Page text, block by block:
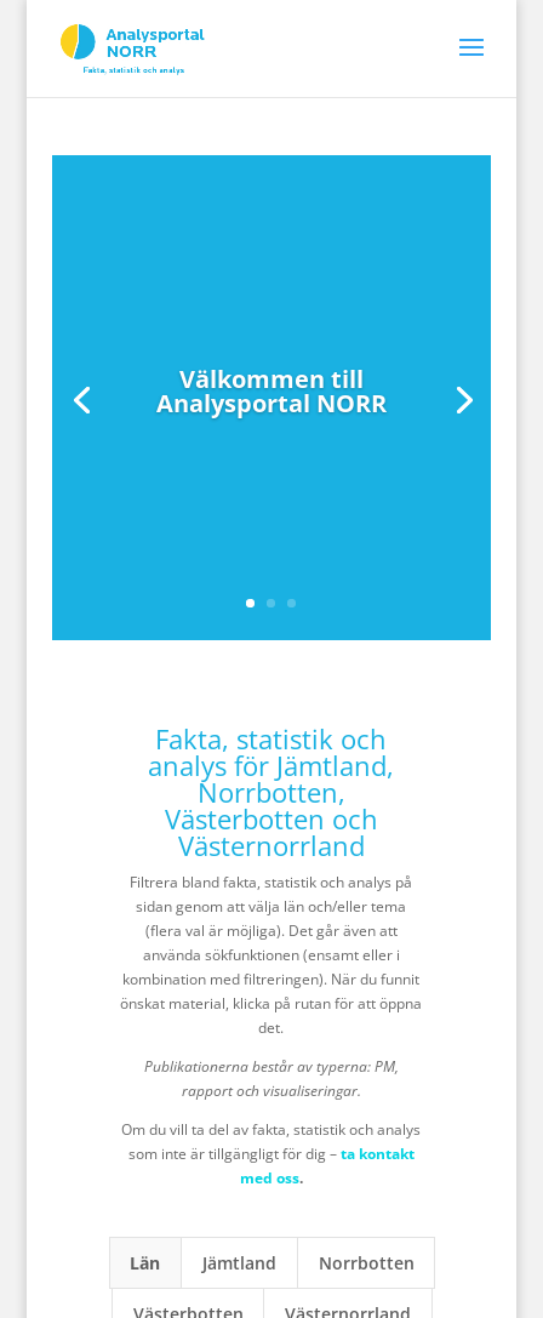
Välkommen till
Analysportal NORR
Fakta, statistik och
analys för Jämtland,
Norrbotten,
Västerbotten och
Västernorrland
Filtrera bland fakta, statistik och analys på
sidan genom att välja län och/eller tema
(flera val är möjliga). Det går även att
använda sökfunktionen (ensamt eller i
kombination med filtreringen). När du funnit
önskat material, klicka på rutan för att öppna
det.
Publikationerna består av typerna: PM,
rapport och visualiseringar.
Om du vill ta del av fakta, statistik och analys
som inte är tillgängligt för dig –ta kontakt
med oss.
Län Jämtland Norrbotten